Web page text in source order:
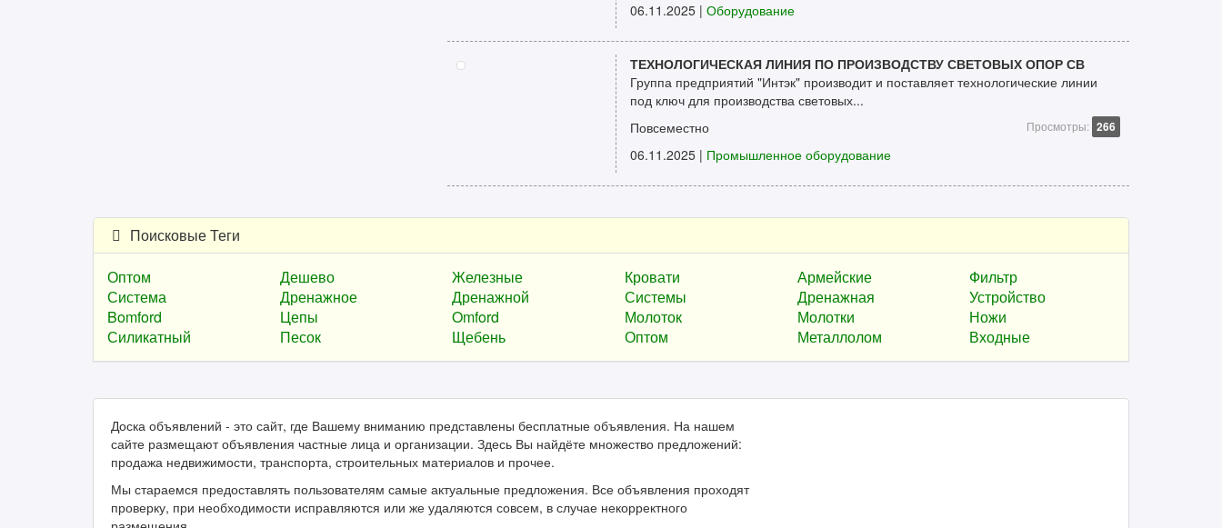
06.11.2025 | Оборудование
ТЕХНОЛОГИЧЕСКАЯ ЛИНИЯ ПО ПРОИЗВОДСТВУ СВЕТОВЫХ ОПОР СВ
Группа предприятий "Интэк" производит и поставляет технологические линии
под ключ для производства световых...
Повсеместно
Просмотры: 266
06.11.2025 | Промышленное оборудование
Поисковые Теги
Оптом
Дешево Железные Кровати Армейские
Фильтр
Система
Дренажное Дренажной Системы Дренажная
Устройство
Bomford
Цепы Omford Молоток Молотки
Ножи
Силикатный
Песок Щебень Оптом Металлолом Входные
Доска объявлений - это сайт, где Вашему вниманию представлены бесплатные объявления. На нашем
сайте размещают объявления частные лица и организации. Здесь Вы найдёте множество предложений:
продажа недвижимости, транспорта, строительных материалов и прочее.
Мы стараемся предоставлять пользователям самые актуальные предложения. Все объявления проходят
проверку, при необходимости исправляются или же удаляются совсем, в случае некорректного